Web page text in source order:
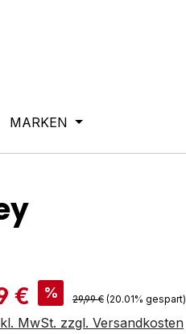
MARKEN
€ % Regulärer Preis:
29,99 € (20.01% gespart)
MwSt. zzgl. Versandkosten